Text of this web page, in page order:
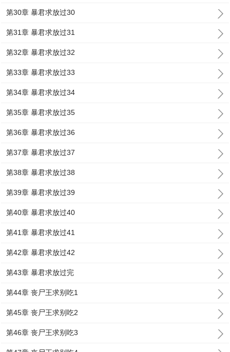
第30章 暴君求放过30
第31章 暴君求放过31
第32章 暴君求放过32
第33章 暴君求放过33
第34章 暴君求放过34
第35章 暴君求放过35
第36章 暴君求放过36
第37章 暴君求放过37
第38章 暴君求放过38
第39章 暴君求放过39
第40章 暴君求放过40
第41章 暴君求放过41
第42章 暴君求放过42
第43章 暴君求放过完
第44章 丧尸王求别吃1
第45章 丧尸王求别吃2
第46章 丧尸王求别吃3